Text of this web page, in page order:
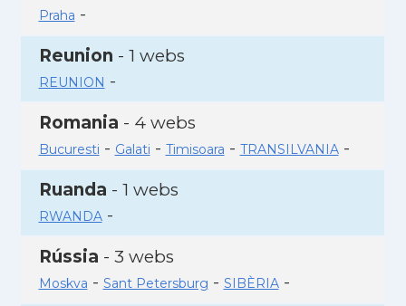
Praha -
Reunion - 1 webs
REUNION -
Romania - 4 webs
Bucuresti - Galati - Timisoara - TRANSILVANIA-
Ruanda - 1 webs
RWANDA-
Rússia - 3 webs
Moskva - Sant Petersburg - SIBÈRIA-